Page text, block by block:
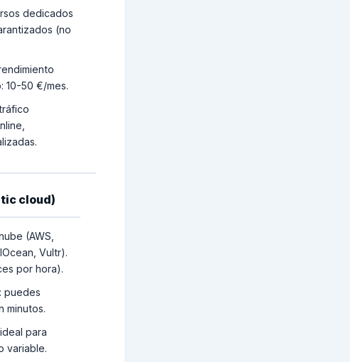
dedicados
(no
10-50 €/mes.
cloud)
(AWS,
Vultr).
por hora).
puedes
minutos.
para
variable.